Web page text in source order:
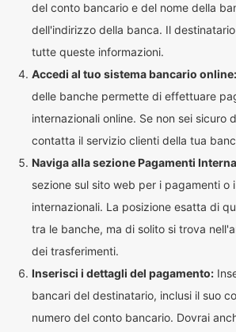
del conto bancario e del nome della
dell'indirizzo della banca. Il
tutte queste informazioni.
Accedi al tuo sistema bancario online:
delle banche permette di effettuare
internazionali online. Se non sei sicuro
contatta il servizio clienti della tua
Naviga alla sezione Pagamenti
sezione sul sito web per i pagamenti o
internazionali. La posizione esatta di
tra le banche, ma di solito si trova
dei trasferimenti.
Inserisci i dettagli del pagamento:
bancari del destinatario, inclusi il suo
numero del conto bancario. Dovrai